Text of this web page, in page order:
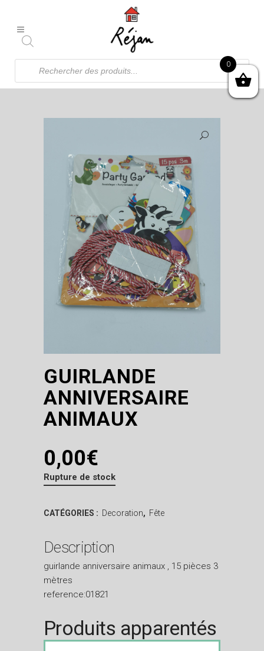
Recherche
produits
GUIRLANDE
ANNIVERSAIRE
ANIMAUX
0,00€
Rupture de stock
CATÉGORIES : Decoration, Fête
Description
guirlande anniversaire animaux , 15 pièces 3
mètres
reference:01821
Produits apparentés
0